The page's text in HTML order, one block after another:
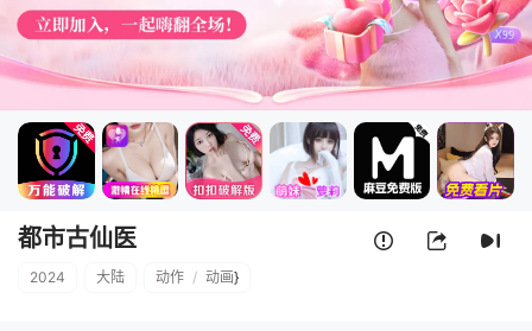
都市古仙医
2024 大陆 动作 / 动画}